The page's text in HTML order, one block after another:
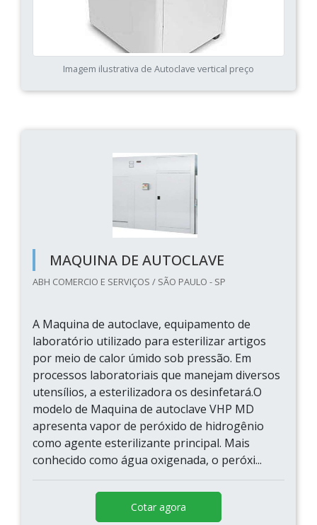
Imagem ilustrativa de Autoclave vertical preço
MAQUINA DE AUTOCLAVE
ABH COMERCIO E SERVIÇOS / SÃO PAULO - SP
A Maquina de autoclave, equipamento de
laboratório utilizado para esterilizar artigos
por meio de calor úmido sob pressão. Em
processos laboratoriais que manejam diversos
utensílios, a esterilizadora os desinfetará.O
modelo de Maquina de autoclave VHP MD
apresenta vapor de peróxido de hidrogênio
como agente esterilizante principal. Mais
conhecido como água oxigenada, o peróxi...
Cotar agora